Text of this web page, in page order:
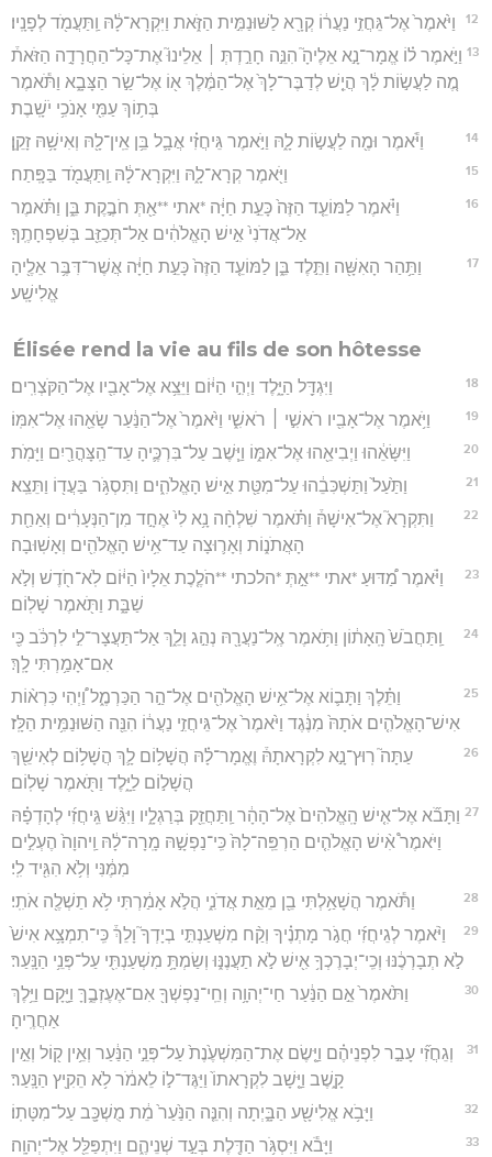
12 וַיֹּ֙אמֶר֙ אֶל־גֵּחֲזִ֣י נַעֲר֔וֹ קְרָ֖א לַשּׁוּנַמִּ֣ית הַזֹּ֑את וַיִּקְרָא־לָ֔הּ וַֽתַּעֲמֹ֖ד לְפָנָֽיו׃
13 וַיֹּ֣אמֶר ל֗וֹ אֱמָר־נָ֣א אֵלֶיהָ֮ הִנֵּ֣ה חָרַ֣דְתְּ ׀ אֵלֵינוּ֮ אֶת־כָּל־הַחֲרָדָ֣ה הַזֹּאת֒
מֶ֚ה לַעֲשׂ֣וֹת לָ֔ךְ הֲיֵ֤שׁ לְדַבֶּר־לָךְ֙ אֶל־הַמֶּ֔לֶךְ א֖וֹ אֶל־שַׂ֣ר הַצָּבָ֑א וַתֹּ֕אמֶר
בְּת֥וֹךְ עַמִּ֖י אָנֹכִ֥י יֹשָֽׁבֶת׃
14 וַיֹּ֕אמֶר וּמֶ֖ה לַעֲשׂ֣וֹת לָ֑הּ וַיֹּ֣אמֶר גֵּיחֲזִ֗י אֲבָ֛ל בֵּ֥ן אֵֽין־לָ֖הּ וְאִישָׁ֥הּ זָקֵֽן׃
15 וַיֹּ֖אמֶר קְרָא־לָ֑הּ וַיִּקְרָא־לָ֔הּ וַֽתַּעֲמֹ֖ד בַּפָּֽתַח׃
16
וַיֹּ֗אמֶר לַמּוֹעֵ֤ד הַזֶּה֙ כָּעֵ֣ת חַיָּ֔ה *אתי **אַ֖תְּ חֹבֶ֣קֶת בֵּ֑ן וַתֹּ֗אמֶר
אַל־אֲדֹנִי֙ אִ֣ישׁ הָאֱלֹהִ֔ים אַל־תְּכַזֵּ֖ב בְּשִׁפְחָתֶֽךָ׃
17
וַתַּ֥הַר הָאִשָּׁ֖ה וַתֵּ֣לֶד בֵּ֑ן לַמּוֹעֵ֤ד הַזֶּה֙ כָּעֵ֣ת חַיָּ֔ה אֲשֶׁר־דִּבֶּ֥ר אֵלֶ֖יהָ
אֱלִישָֽׁע׃
Élisée rend la vie au fils de son hôtesse
18 וַיִּגְדַּ֖ל הַיָּ֑לֶד וַיְהִ֣י הַיּ֔וֹם וַיֵּצֵ֥א אֶל־אָבִ֖יו אֶל־הַקֹּצְרִֽים׃
19 וַיֹּ֥אמֶר אֶל־אָבִ֖יו רֹאשִׁ֣י ׀ רֹאשִׁ֑י וַיֹּ֙אמֶר֙ אֶל־הַנַּ֔עַר שָׂאֵ֖הוּ אֶל־אִמּֽוֹ׃
20 וַיִּשָּׂאֵ֔הוּ וַיְבִיאֵ֖הוּ אֶל־אִמּ֑וֹ וַיֵּ֧שֶׁב עַל־בִּרְכֶּ֛יהָ עַד־הַֽצָּהֳרַ֖יִם וַיָּמֹֽת׃
21 וַתַּ֙עַל֙ וַתַּשְׁכִּבֵ֔הוּ עַל־מִטַּ֖ת אִ֣ישׁ הָאֱלֹהִ֑ים וַתִּסְגֹּ֥ר בַּעֲד֖וֹ וַתֵּצֵֽא׃
22
וַתִּקְרָא֮ אֶל־אִישָׁהּ֒ וַתֹּ֗אמֶר שִׁלְחָ֨ה נָ֥א לִי֙ אֶחָ֣ד מִן־הַנְּעָרִ֔ים וְאַחַ֖ת
הָאֲתֹנ֑וֹת וְאָר֛וּצָה עַד־אִ֥ישׁ הָאֱלֹהִ֖ים וְאָשֽׁוּבָה׃
23
וַיֹּ֗אמֶר מַ֠דּוּעַ *אתי **אַ֣תְּ *הלכתי **הֹלֶ֤כֶת אֵלָיו֙ הַיּ֔וֹם לֹֽא־חֹ֖דֶשׁ וְלֹ֣א
שַׁבָּ֑ת וַתֹּ֖אמֶר שָׁלֽוֹם׃
24
וַֽתַּחֲבֹשׁ֙ הָֽאָת֔וֹן וַתֹּ֥אמֶר אֶֽל־נַעֲרָ֖הּ נְהַ֣ג וָלֵ֑ךְ אַל־תַּעֲצָר־לִ֣י לִרְכֹּ֔ב כִּ֖י
אִם־אָמַ֥רְתִּי לָֽךְ׃
25
וַתֵּ֗לֶךְ וַתָּב֛וֹא אֶל־אִ֥ישׁ הָאֱלֹהִ֖ים אֶל־הַ֣ר הַכַּרְמֶ֑ל וַ֠יְהִי כִּרְא֨וֹת
אִישׁ־הָאֱלֹהִ֤ים אֹתָהּ֙ מִנֶּ֔גֶד וַיֹּ֙אמֶר֙ אֶל־גֵּיחֲזִ֣י נַעֲר֔וֹ הִנֵּ֖ה הַשּׁוּנַמִּ֥ית הַלָּֽז׃
26
עַתָּה֮ רֽוּץ־נָ֣א לִקְרָאתָהּ֒ וֶאֱמָר־לָ֗הּ הֲשָׁל֥וֹם לָ֛ךְ הֲשָׁל֥וֹם לְאִישֵׁ֖ךְ
הֲשָׁל֣וֹם לַיָּ֑לֶד וַתֹּ֖אמֶר שָׁלֽוֹם׃
27 וַתָּבֹ֞א אֶל־אִ֤ישׁ הָֽאֱלֹהִים֙ אֶל־הָהָ֔ר וַֽתַּחֲזֵ֖ק בְּרַגְלָ֑יו וַיִּגַּ֨שׁ גֵּֽיחֲזִ֜י לְהָדְפָ֗הּ
וַיֹּאמֶר֩ אִ֨ישׁ הָאֱלֹהִ֤ים הַרְפֵּֽה־לָהּ֙ כִּֽי־נַפְשָׁ֣הּ מָֽרָה־לָ֔הּ וַֽיהוָה֙ הֶעְלִ֣ים
מִמֶּ֔נִּי וְלֹ֥א הִגִּ֖יד לִֽי׃
28 וַתֹּ֕אמֶר הֲשָׁאַ֥לְתִּי בֵ֖ן מֵאֵ֣ת אֲדֹנִ֑י הֲלֹ֣א אָמַ֔רְתִּי לֹ֥א תַשְׁלֶ֖ה אֹתִֽי׃
29
וַיֹּ֨אמֶר לְגֵיחֲזִ֜י חֲגֹ֣ר מָתְנֶ֗יךָ וְקַ֨ח מִשְׁעַנְתִּ֣י בְיָדְךָ֮ וָלֵךְ֒ כִּֽי־תִמְצָ֥א אִישׁ֙
לֹ֣א תְבָרְכֶ֔נּוּ וְכִֽי־יְבָרֶכְךָ֥ אִ֖ישׁ לֹ֣א תַעֲנֶנּ֑וּ וְשַׂמְתָּ֥ מִשְׁעַנְתִּ֖י עַל־פְּנֵ֥י הַנָּֽעַר׃
30
וַתֹּ֙אמֶר֙ אֵ֣ם הַנַּ֔עַר חַי־יְהוָ֥ה וְחֵֽי־נַפְשְׁךָ֖ אִם־אֶעֶזְבֶ֑ךָּ וַיָּ֖קָם וַיֵּ֥לֶךְ
אַחֲרֶֽיהָ׃
31
וְגֵחֲזִ֞י עָבַ֣ר לִפְנֵיהֶ֗ם וַיָּ֤שֶׂם אֶת־הַמִּשְׁעֶ֙נֶת֙ עַל־פְּנֵ֣י הַנַּ֔עַר וְאֵ֥ין ק֖וֹל וְאֵ֣ין
קָ֑שֶׁב וַיָּ֤שָׁב לִקְרָאתוֹ֙ וַיַּגֶּד־ל֣וֹ לֵאמֹ֔ר לֹ֥א הֵקִ֖יץ הַנָּֽעַר׃
32 וַיָּבֹ֥א אֱלִישָׁ֖ע הַבָּ֑יְתָה וְהִנֵּ֤ה הַנַּ֙עַר֙ מֵ֔ת מֻשְׁכָּ֖ב עַל־מִטָּתֽוֹ׃
33 וַיָּבֹ֕א וַיִּסְגֹּ֥ר הַדֶּ֖לֶת בְּעַ֣ד שְׁנֵיהֶ֑ם וַיִּתְפַּלֵּ֖ל אֶל־יְהוָֽה׃